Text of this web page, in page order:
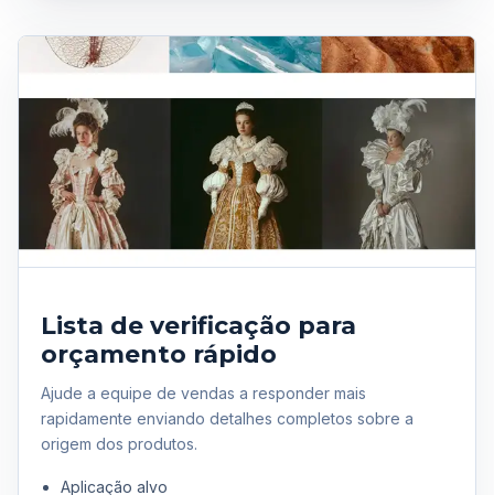
Lista de verificação para
orçamento rápido
Ajude a equipe de vendas a responder mais
rapidamente enviando detalhes completos sobre a
origem dos produtos.
Aplicação alvo